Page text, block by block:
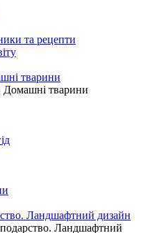
та рецепти
тварини
Домашні тварини
Ландшафтний дизайн
Ландшафтний